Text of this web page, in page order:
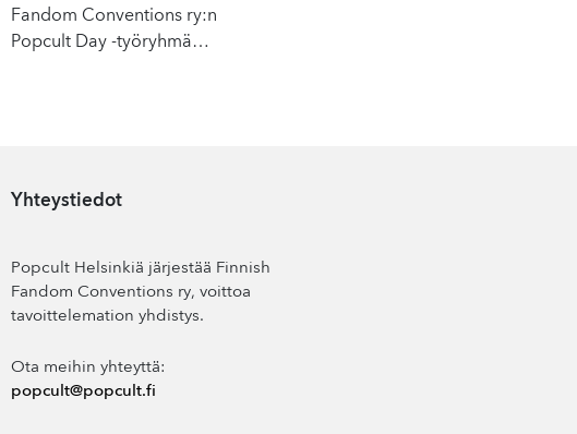
Fandom Conventions ry:n
Popcult Day -työryhmä…
Yhteystiedot
Popcult Helsinkiä järjestää Finnish
Fandom Conventions ry, voittoa
tavoittelemation yhdistys.
Ota meihin yhteyttä:
popcult@popcult.fi